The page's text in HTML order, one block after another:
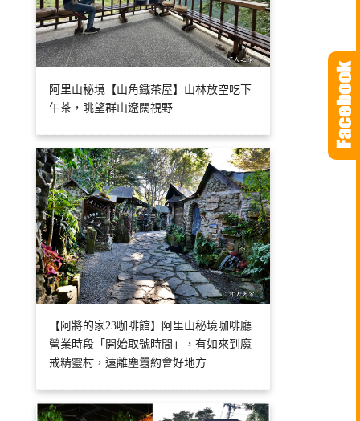
阿里山秘境【山角鐵茶屋】山林放空吃下
午茶，眺望群山遼闊視野
【阿將的家23咖啡館】阿里山秘境咖啡廳
營業時段「開始取號時間」，有如來到魔
戒精靈村，遠離塵囂約會好地方